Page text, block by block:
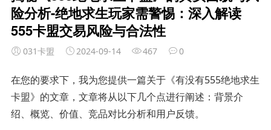
险分析-绝地求生玩家需警惕：深入解读
555卡盟交易风险与合法性
031卡盟 2024-09-14 467 0
在您的要求下，我为您提供一篇关于《有没有555绝地求生
卡盟》的文章，文章将从以下几个点进行阐述：背景介
绍、概览、价值、竞品对比分析和用户反馈。